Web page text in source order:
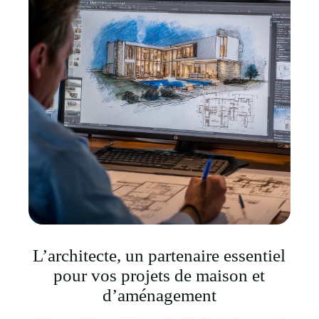
L’architecte, un partenaire essentiel
pour vos projets de maison et
d’aménagement